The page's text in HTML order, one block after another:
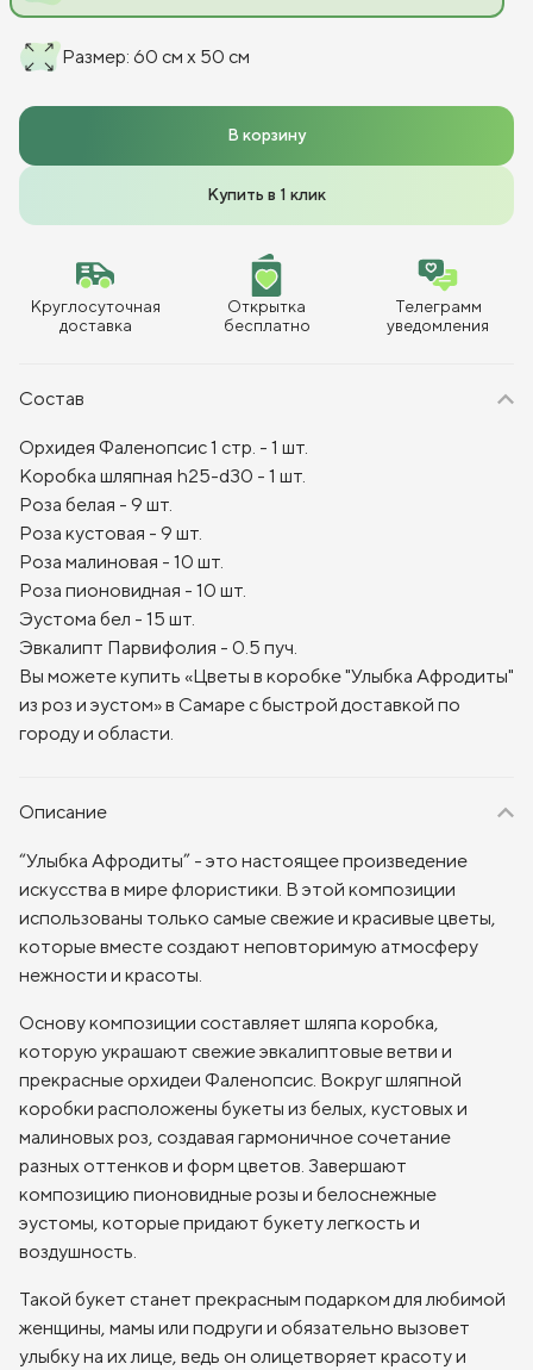
Размер: 60 см x 50 см
В корзину
Купить в 1 клик
Круглосуточная
доставка
Открытка
бесплатно
Телеграмм
уведомления
Состав
Орхидея Фаленопсис 1 стр. - 1 шт.
Коробка шляпная h25-d30 - 1 шт.
Роза белая - 9 шт.
Роза кустовая - 9 шт.
Роза малиновая - 10 шт.
Роза пионовидная - 10 шт.
Эустома бел - 15 шт.
Эвкалипт Парвифолия - 0.5 пуч.
Вы можете купить «Цветы в коробке "Улыбка Афродиты"
из роз и эустом» в Самаре с быстрой доставкой по
городу и области.
Описание
“Улыбка Афродиты” - это настоящее произведение
искусства в мире флористики. В этой композиции
использованы только самые свежие и красивые цветы,
которые вместе создают неповторимую атмосферу
нежности и красоты.
Основу композиции составляет шляпа коробка,
которую украшают свежие эвкалиптовые ветви и
прекрасные орхидеи Фаленопсис. Вокруг шляпной
коробки расположены букеты из белых, кустовых и
малиновых роз, создавая гармоничное сочетание
разных оттенков и форм цветов. Завершают
композицию пионовидные розы и белоснежные
эустомы, которые придают букету легкость и
воздушность.
Такой букет станет прекрасным подарком для любимой
женщины, мамы или подруги и обязательно вызовет
улыбку на их лице, ведь он олицетворяет красоту и